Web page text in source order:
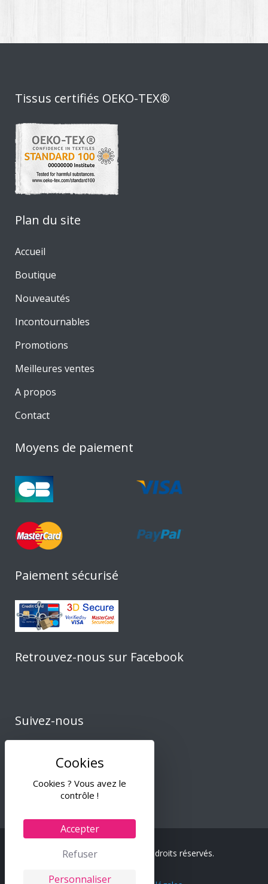
Cookies ? Vous avez le
contrôle !
Accepter
Refuser
Personnaliser
Tissus certifiés OEKO-TEX®
Plan du site
Accueil
Boutique
Nouveautés
Incontournables
Promotions
Meilleures ventes
A propos
Contact
Moyens de paiement
Paiement sécurisé
Retrouvez-nous sur Facebook
Suivez-nous
© 2024 Tiss & Co – Tous droits réservés.